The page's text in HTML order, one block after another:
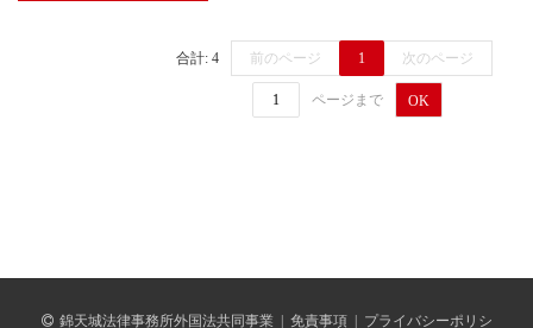
合計: 4 前のページ 1 次のページ
ページまで OK
錦天城法律事務所外国法共同事業 免責事項 プライバシーポリシ